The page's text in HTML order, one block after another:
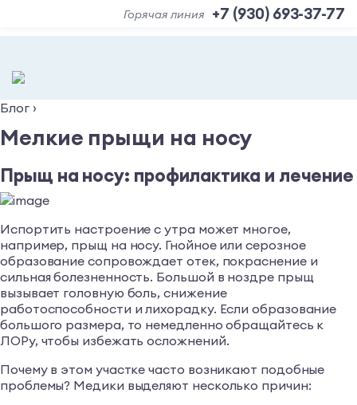
+7 (930) 693-37-77
Горячая линия
Блог ›
Мелкие прыщи на носу
Прыщ на носу: профилактика и лечение
Испортить настроение с утра может многое,
например, прыщ на носу. Гнойное или серозное
образование сопровождает отек, покраснение и
сильная болезненность. Большой в ноздре прыщ
вызывает головную боль, снижение
работоспособности и лихорадку. Если образование
большого размера, то немедленно обращайтесь к
ЛОРу, чтобы избежать осложнений.
Почему в этом участке часто возникают подобные
проблемы? Медики выделяют несколько причин: